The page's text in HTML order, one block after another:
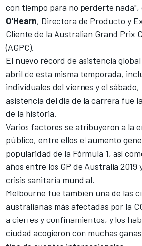
con tiempo para no perderte nada",
O'Hearn, Directora de Producto y
Cliente de la Australian Grand Prix
(AGPC).
El nuevo récord de asistencia
abril de esta misma temporada,
individuales del viernes y el
asistencia del día de la carrera fue
de la historia.
Varios factores se atribuyeron a la
público, entre ellos el aumento
popularidad de la Fórmula 1, así
años entre los GP de Australia 2019
crisis sanitaria mundial.
Melbourne fue también una de las
australianas más afectadas por la
a cierres y confinamientos, y los
ciudad acogieron con muchas